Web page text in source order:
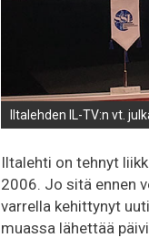
Iltalehden IL-TV:n vt.
Iltalehti on tehnyt
2006. Jo sitä ennen
varrella kehittynyt
muassa lähettää